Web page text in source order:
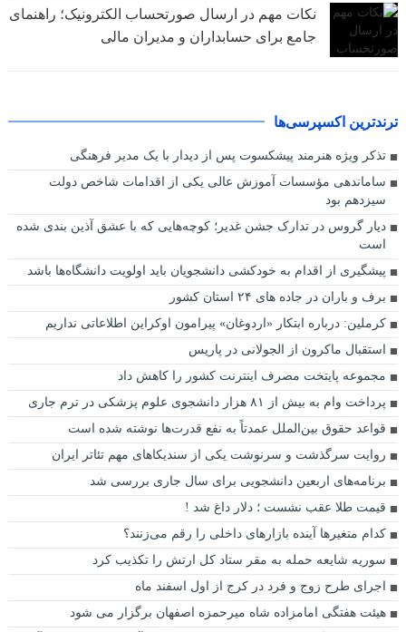
نکات مهم در ارسال صورتحساب الکترونیک؛ راهنمای
جامع برای حسابداران و مدیران مالی
ترندترین اکسپرسی‌ها
تذکر ویژه هنرمند پیشکسوت پس از دیدار با یک مدیر فرهنگی
ساماندهی مؤسسات آموزش عالی یکی از اقدامات شاخص دولت
سیزدهم بود
دیار گروس در تدارک جشن غدیر؛ کوچه‌هایی که با عشق آذین بندی شده
است
پیشگیری از اقدام به خودکشی دانشجویان باید اولویت دانشگاه‌ها باشد
برف و باران در جاده های ۲۴ استان کشور
کرملین: درباره ابتکار «اردوغان» پیرامون اوکراین اطلاعاتی نداریم
استقبال ماکرون از الجولانی در پاریس
مجموعه پایتخت مصرف اینترنت کشور را کاهش داد
پرداخت وام به بیش از ۸۱ هزار دانشجوی علوم پزشکی در ترم جاری
قواعد حقوق بین‌الملل عمدتاً به نفع قدرت‌ها نوشته شده است
روایت سرگذشت و سرنوشت یکی از سندیکاهای مهم تئاتر ایران
برنامه‌های اربعین دانشجویی برای سال جاری بررسی شد
قیمت طلا عقب نشست ؛ دلار داغ شد !
کدام متغیرها آینده بازارهای داخلی را رقم می‌زنند؟
سوریه شایعه حمله به مقر ستاد کل ارتش را تکذیب کرد
اجرای طرح زوج و فرد در کرج از اول اسفند ماه
هیئت هفتگی امامزاده شاه میرحمزه اصفهان برگزار می شود